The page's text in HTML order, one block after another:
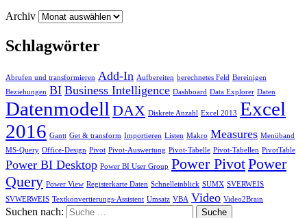
Archiv
Schlagwörter
Abrufen und transformieren Add-In Aufbereiten berechnetes Feld Bereinigen
Beziehungen BI Business Intelligence Dashboard Data Explorer Daten
Datenmodell DAX Diskrete Anzahl Excel 2013 Excel
2016 Gantt Get & transform Importieren Listen Makro Measures Menüband
MS-Query Office-Design Pivot Pivot-Auswertung Pivot-Tabelle Pivot-Tabellen PivotTable
Power BI Desktop Power BI User Group Power PivotPower
Query Power View Registerkarte Daten Schnelleinblick SUMX SVERWEIS
SVWERWEIS Textkonvertierungs-Assistent Umsatz VBA Video Video2Brain
Suchen nach: